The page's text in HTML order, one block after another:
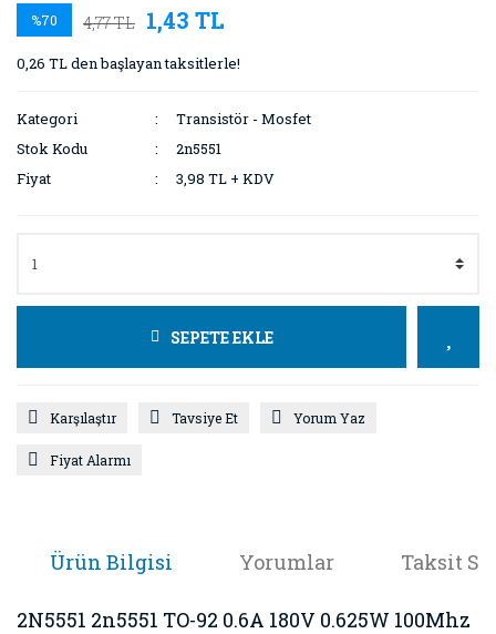
%70 4,77 TL 1,43 TL
0,26 TL den başlayan taksitlerle!
Kategori
Transistör - Mosfet
Stok Kodu
2n5551
Fiyat
3,98 TL + KDV
SEPETE EKLE
Karşılaştır Tavsiye Et Yorum Yaz
Fiyat Alarmı
Ürün Bilgisi Yorumlar Taksit
2N5551 2n5551 TO-92 0.6A 180V 0.625W 100Mhz